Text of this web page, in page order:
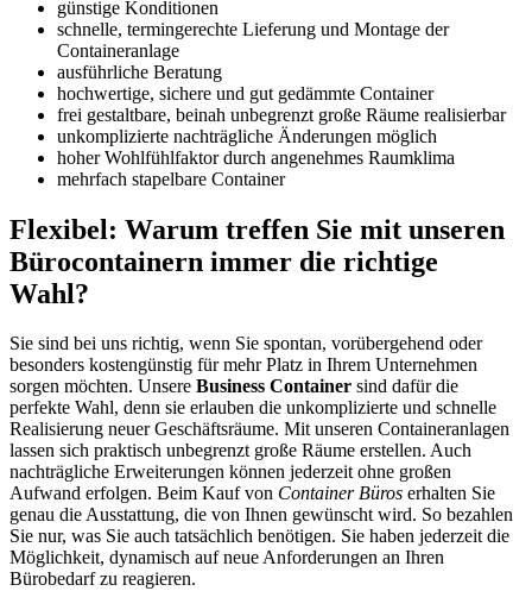
günstige Konditionen
schnelle, termingerechte Lieferung und Montage der
Containeranlage
ausführliche Beratung
hochwertige, sichere und gut gedämmte Container
frei gestaltbare, beinah unbegrenzt große Räume realisierbar
unkomplizierte nachträgliche Änderungen möglich
hoher Wohlfühlfaktor durch angenehmes Raumklima
mehrfach stapelbare Container
Flexibel: Warum treffen Sie mit unseren
Bürocontainern immer die richtige
Wahl?
Sie sind bei uns richtig, wenn Sie spontan, vorübergehend oder
besonders kostengünstig für mehr Platz in Ihrem Unternehmen
sorgen möchten. Unsere Business Container sind dafür die
perfekte Wahl, denn sie erlauben die unkomplizierte und schnelle
Realisierung neuer Geschäftsräume. Mit unseren Containeranlagen
lassen sich praktisch unbegrenzt große Räume erstellen. Auch
nachträgliche Erweiterungen können jederzeit ohne großen
Aufwand erfolgen. Beim Kauf von Container Büros erhalten Sie
genau die Ausstattung, die von Ihnen gewünscht wird. So bezahlen
Sie nur, was Sie auch tatsächlich benötigen. Sie haben jederzeit die
Möglichkeit, dynamisch auf neue Anforderungen an Ihren
Bürobedarf zu reagieren.